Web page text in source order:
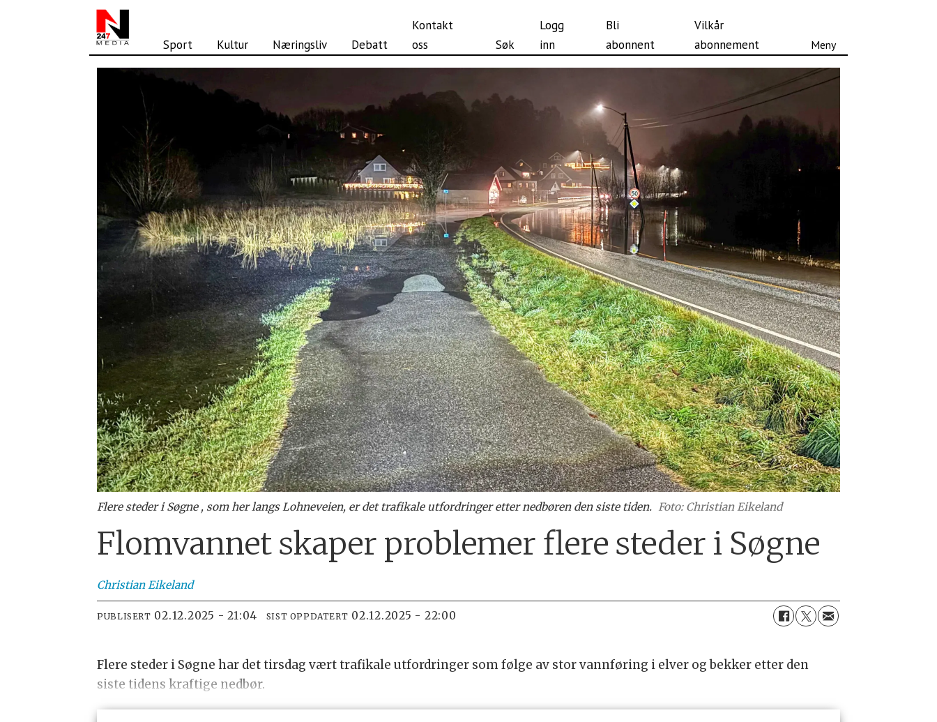
Sport Kultur Næringsliv Debatt
Kontakt
oss
Søk
Logg
inn
Bli
abonnent
Vilkår
abonnement
Flere steder i Søgne , som her langs Lohneveien, er det trafikale utfordringer etter nedbøren den siste tiden. Foto: Christian Eikeland
Flomvannet skaper problemer flere steder i Søgne
Christian Eikeland
PUBLISERT 02.12.2025 - 21:04 SIST OPPDATERT 02.12.2025 - 22:00
Flere steder i Søgne har det tirsdag vært trafikale utfordringer som følge av stor vannføring i elver og bekker etter den
siste tidens kraftige nedbør.